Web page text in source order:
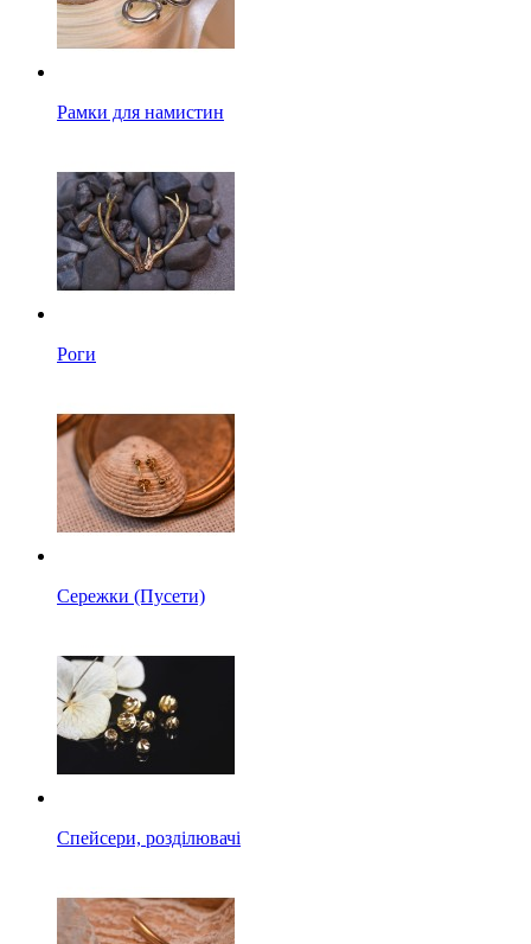
Рамки для намистин
Роги
Сережки (Пусети)
Спейсери, розділювачі